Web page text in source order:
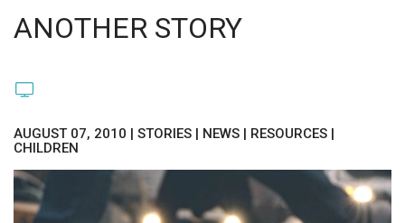
ANOTHER STORY
AUGUST 07, 2010 STORIES NEWS RESOURCES
CHILDREN